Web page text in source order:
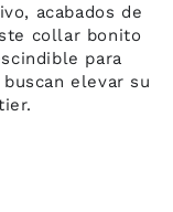
acabados de
collar bonito
para
elevar su